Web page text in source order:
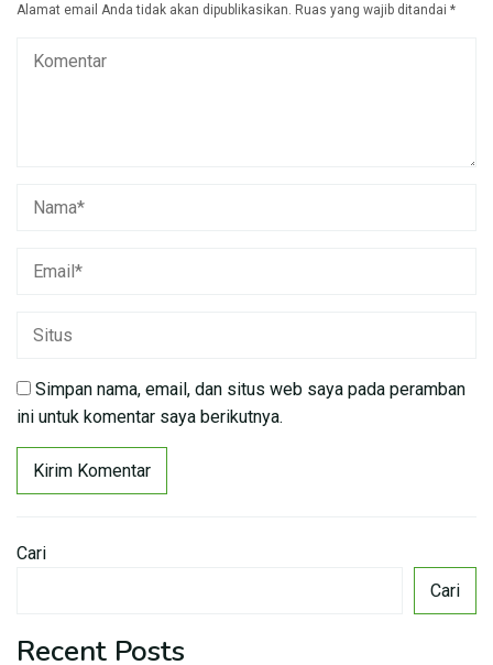
Alamat email Anda tidak akan dipublikasikan. Ruas yang wajib ditandai *
Simpan nama, email, dan situs web saya pada peramban
ini untuk komentar saya berikutnya.
Cari
Cari
Recent Posts